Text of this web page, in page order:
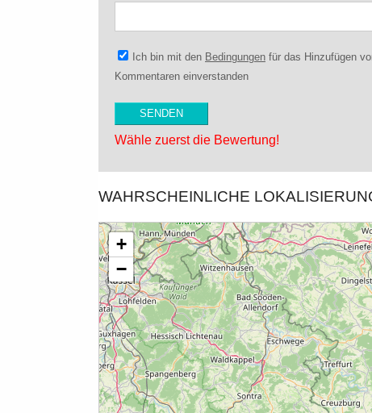
Ich bin mit den Bedingungen für das Hinzufügen
Kommentaren einverstanden
Wähle zuerst die Bewertung!
WAHRSCHEINLICHE